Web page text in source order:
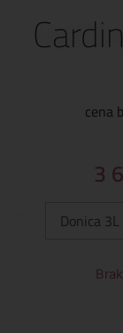
cena